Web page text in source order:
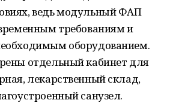
ведь модульный ФАП
требованиям и
оборудованием.
отдельный кабинет для
лекарственный склад,
санузел.